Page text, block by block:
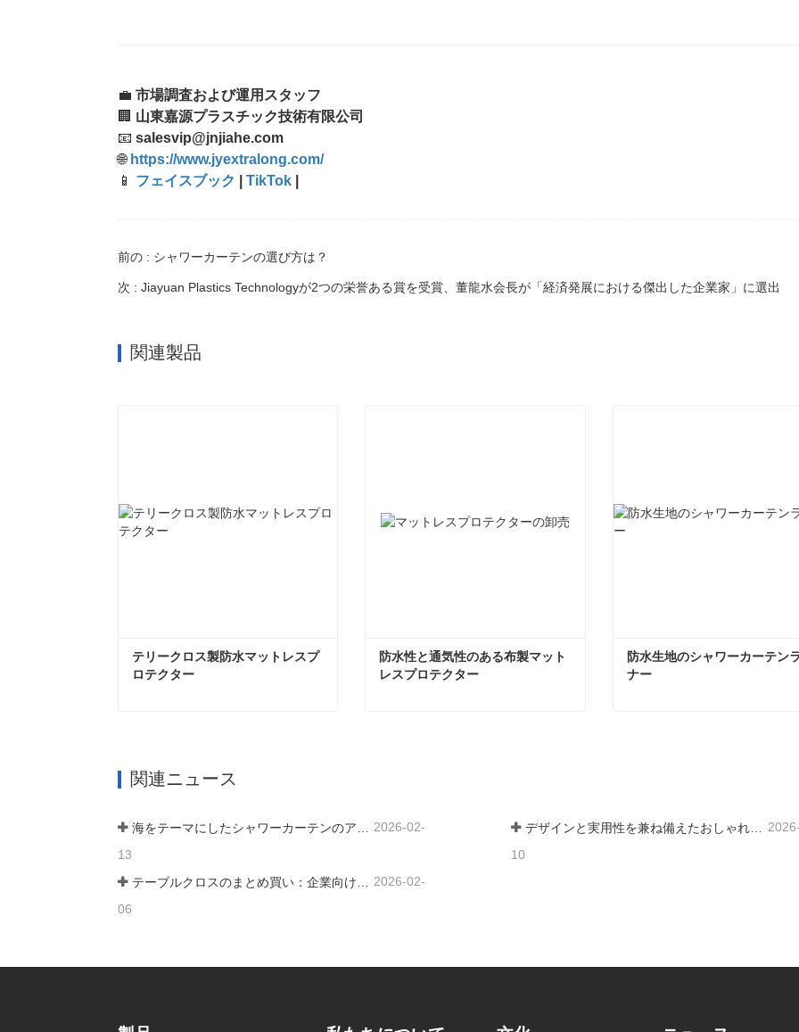
💼 市場調査および運用スタッフ
🏢 山東嘉源プラスチック技術有限公司
📧 salesvip@jnjiahe.com
🌐 https://www.jyextralong.com/
📱 フェイスブック TikTok
前の : シャワーカーテンの選び方は？
次 : Jiayuan Plastics Technologyが2つの栄誉ある賞を受賞、董龍水会長が「経済発展における傑出した企業家」に選出
関連製品
テリークロス製防水マットレスプ
ロテクター
防水性と通気性のある布製マット
レスプロテクター
防水生地のシャワーカーテン
ナー
関連ニュース
2026-02-
13
10
テーブルクロスのまとめ買い：企業向け費用対効果の高いガイド 2026-02-
06